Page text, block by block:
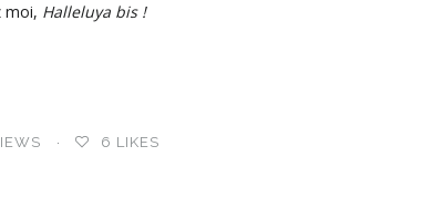
moi, Halleluya bis !
6 LIKES